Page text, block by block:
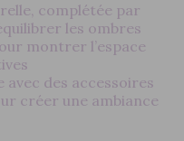
complétée par
les ombres
montrer l’espace
avec des accessoires
créer une ambiance